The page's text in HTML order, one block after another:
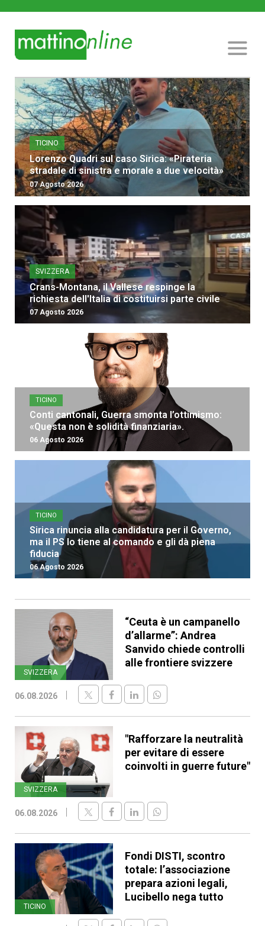
TICINO
Lorenzo Quadri sul caso Sirica: «Pirateria
stradale di sinistra e morale a due velocità»
07 Agosto 2026
SVIZZERA
Crans-Montana, il Vallese respinge la
richiesta dell'Italia di costituirsi parte civile
07 Agosto 2026
TICINO
Conti cantonali, Guerra smonta l’ottimismo:
«Questa non è solidità finanziaria».
06 Agosto 2026
TICINO
Sirica rinuncia alla candidatura per il Governo,
ma il PS lo tiene al comando e gli dà piena
fiducia
06 Agosto 2026
SVIZZERA
“Ceuta è un campanello
d’allarme”: Andrea
Sanvido chiede controlli
alle frontiere svizzere
06.08.2026
SVIZZERA
"Rafforzare la neutralità
per evitare di essere
coinvolti in guerre future"
06.08.2026
TICINO
Fondi DISTI, scontro
totale: l’associazione
prepara azioni legali,
Lucibello nega tutto